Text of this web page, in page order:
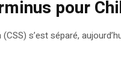
pour
s’est séparé,